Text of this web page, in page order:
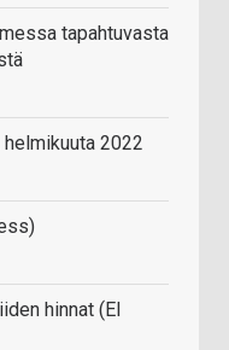
tapahtuvasta
helmikuuta 2022
hinnat (EI